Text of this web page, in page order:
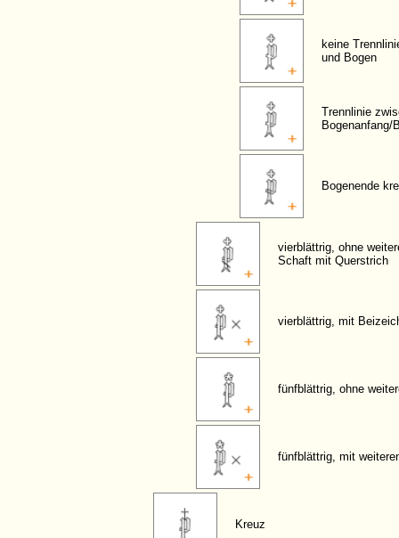
keine
und Bogen
Trennlinie
Bogenanfang/
Bogenende
vierblättrig, ohne
Schaft mit Querstrich
vierblättrig, mit
fünfblättrig, ohne
fünfblättrig, mit
Kreuz